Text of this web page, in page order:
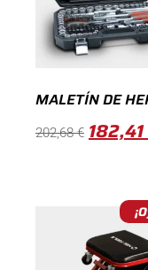
MALETÍN DE
202,68€ 182,41